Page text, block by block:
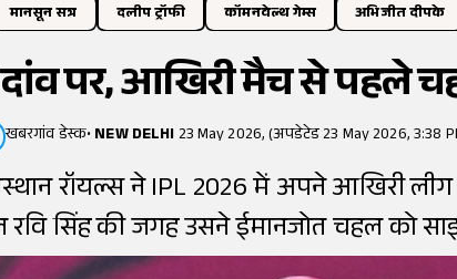
मानसून सत्र दलीप ट्रॉफी कॉमनवेल्थ गेम्स अभिजीत दीपके
पर, आखिरी मैच से पहले
खबरगांव डेस्क•NEW DELHI23 May 2026, (अपडेटेड 23 May 2026, 3:38
रॉयल्स ने IPL 2026 में अपने आखिरी
रवि सिंह की जगह उसने ईमानजोत चहल को